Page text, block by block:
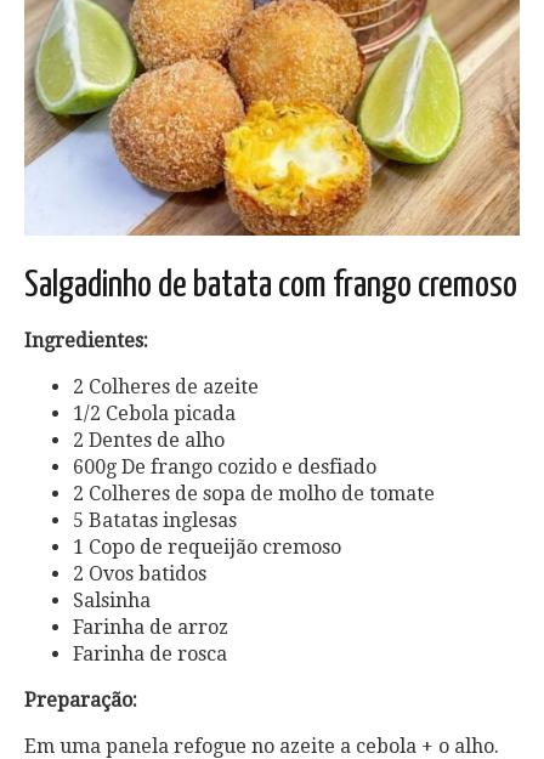
Salgadinho de batata com frango cremoso
Ingredientes:
2 Colheres de azeite
1/2 Cebola picada
2 Dentes de alho
600g De frango cozido e desfiado
2 Colheres de sopa de molho de tomate
5 Batatas inglesas
1 Copo de requeijão cremoso
2 Ovos batidos
Salsinha
Farinha de arroz
Farinha de rosca
Preparação:
Em uma panela refogue no azeite a cebola + o alho.